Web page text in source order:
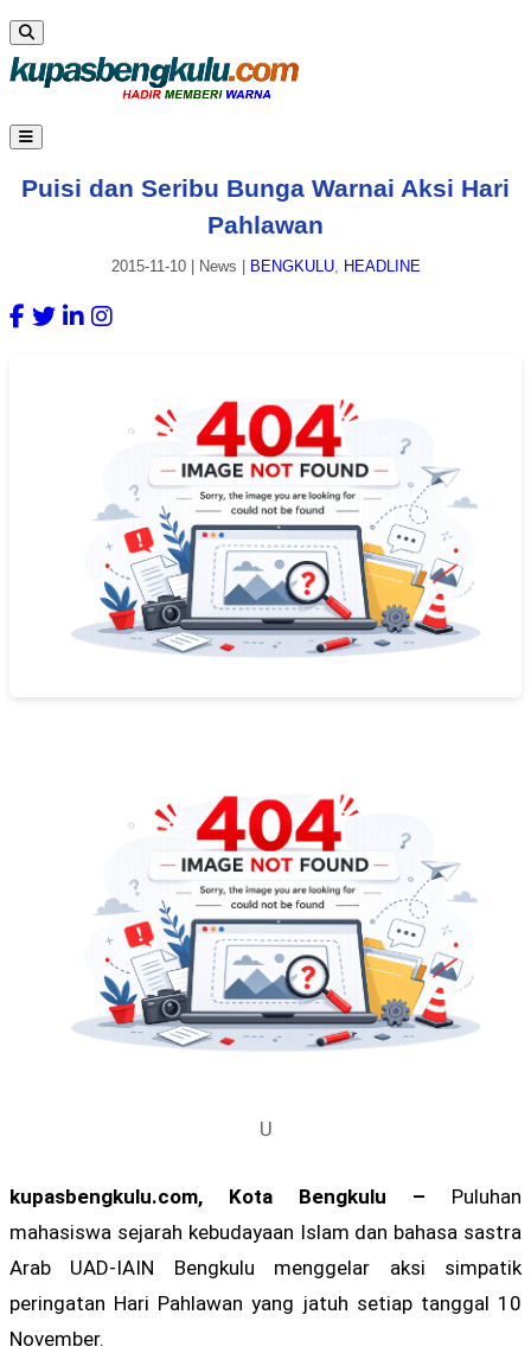
Puisi dan Seribu Bunga Warnai Aksi Hari
Pahlawan
2015-11-10| News BENGKULU, HEADLINE
U
kupasbengkulu.com, Kota Bengkulu – Puluhan
mahasiswa sejarah kebudayaan Islam dan bahasa sastra
Arab UAD-IAIN Bengkulu menggelar aksi simpatik
peringatan Hari Pahlawan yang jatuh setiap tanggal 10
November.